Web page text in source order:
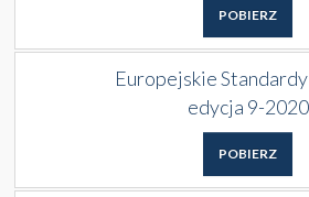
POBIERZ
Europejskie
edycja 9-2020
POBIERZ